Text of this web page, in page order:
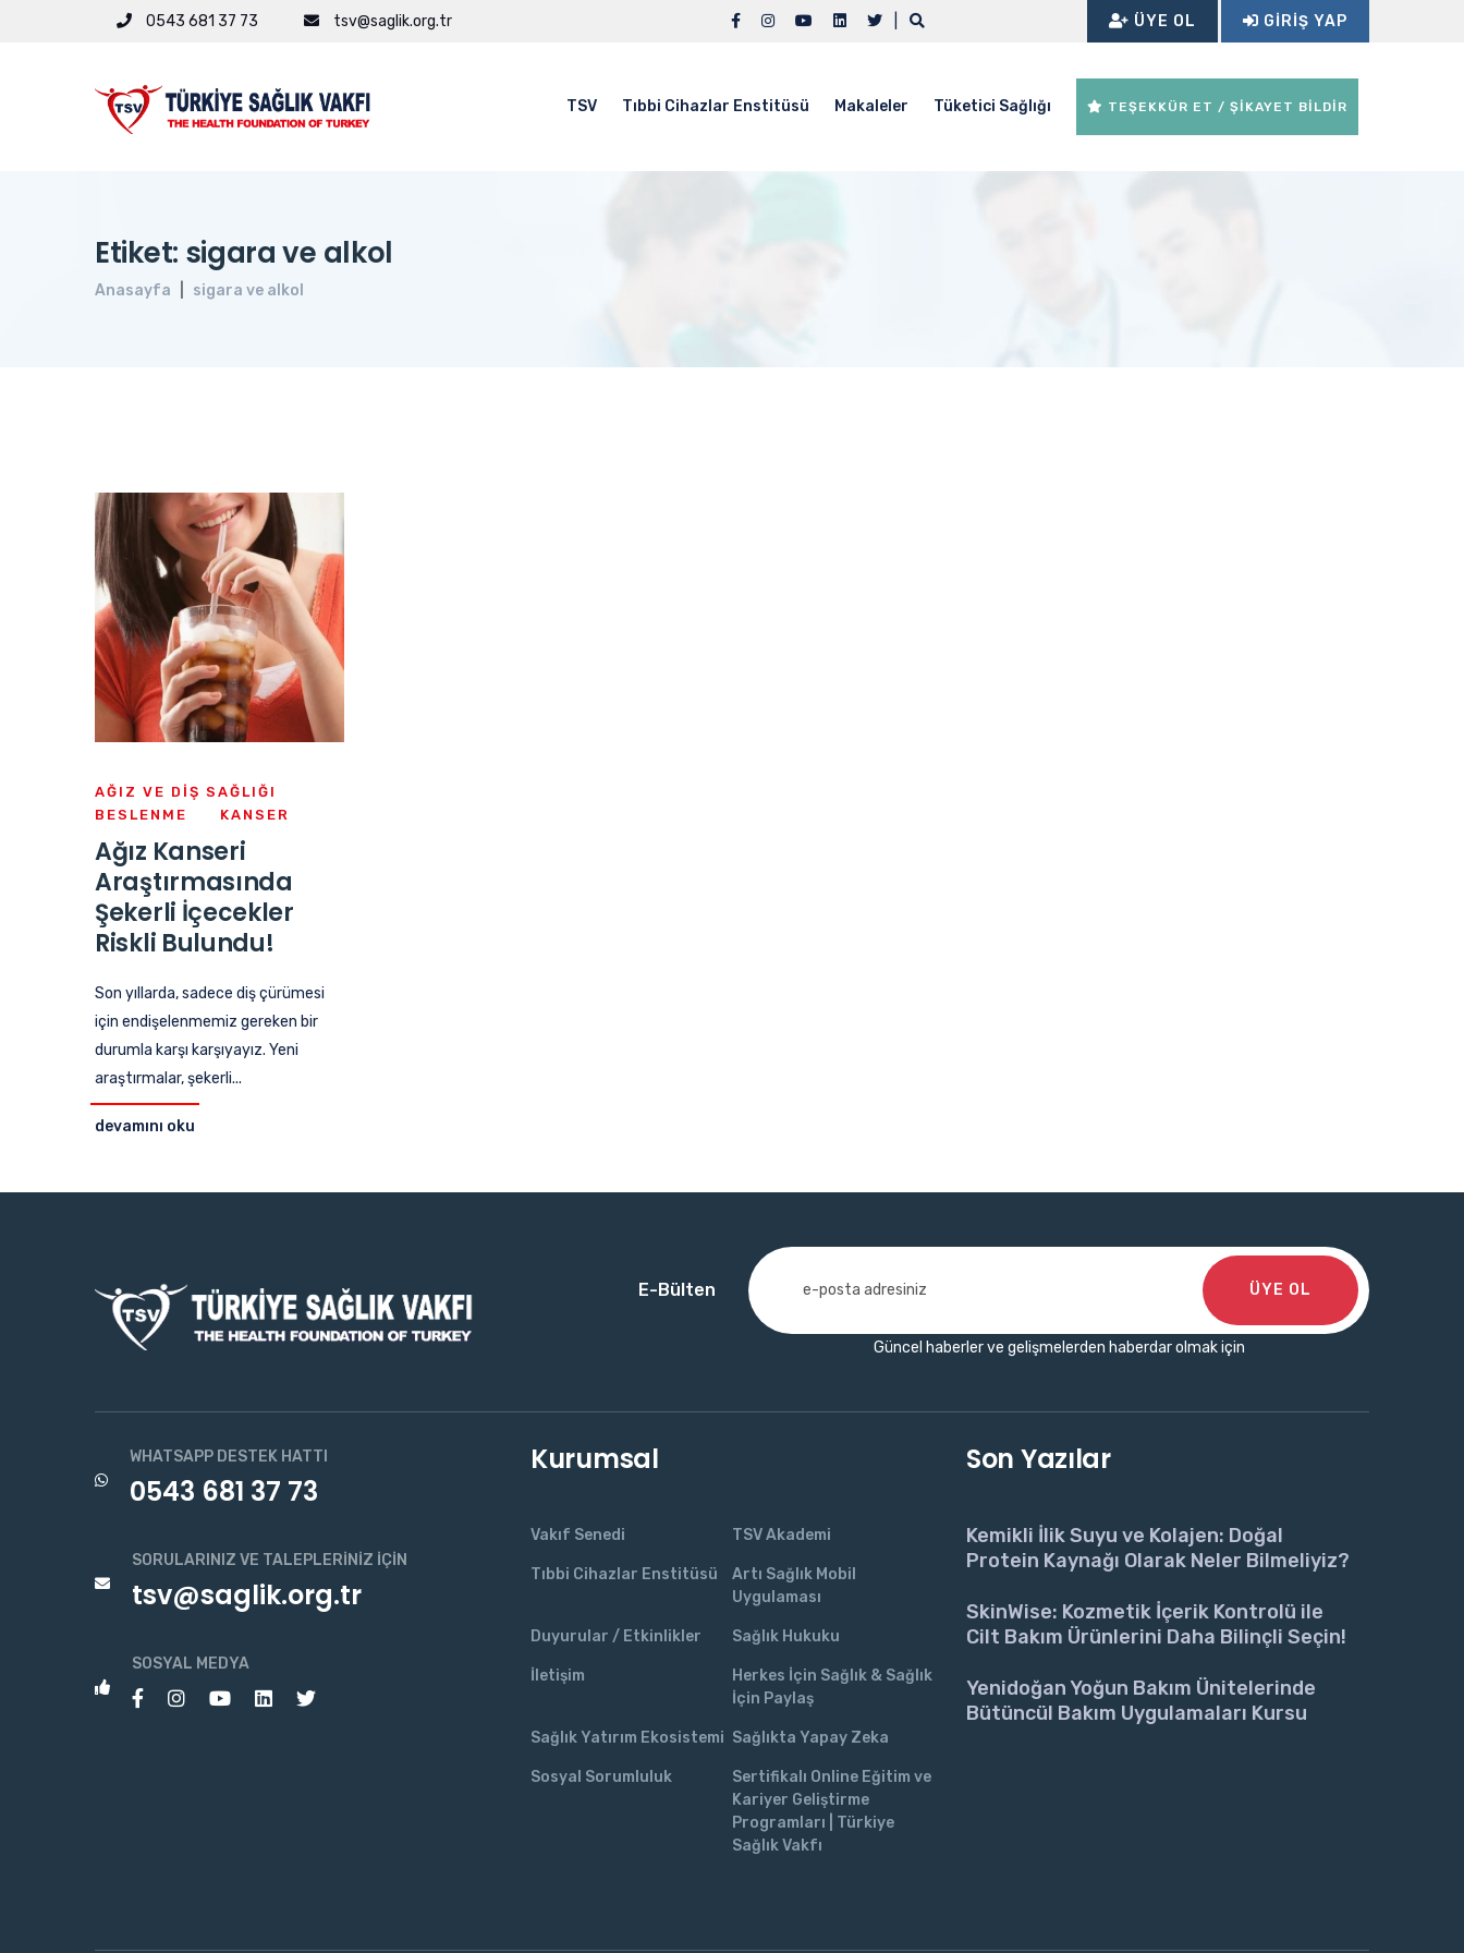
0543 681 37 73 tsv@saglik.org.tr ÜYE OL GIRIŞ YAP
TSV Tıbbi Cihazlar Enstitüsü Makaleler Tüketici Sağlığı TEŞEKKÜR ET / ŞİKAYET BİLDİR
Etiket: sigara ve alkol
Anasayfa sigara ve alkol
AĞIZ VE DIŞ SAĞLIĞI
BESLENME
KANSER
Ağız Kanseri
Araştırmasında
Şekerli İçecekler
Riskli Bulundu!
Son yıllarda, sadece diş çürümesi
için endişelenmemiz gereken bir
durumla karşı karşıyayız. Yeni
araştırmalar, şekerli...
devamını oku
E-Bülten
Güncel haberler ve gelişmelerden haberdar olmak için
ÜYE OL
WHATSAPP DESTEK HATTI
0543 681 37 73
SORULARINIZ VE TALEPLERINIZ İÇIN
tsv@saglik.org.tr
SOSYAL MEDYA
Kurumsal
Vakıf Senedi TSV Akademi
Tıbbi Cihazlar Enstitüsü
Artı Sağlık Mobil
Uygulaması
Duyurular / Etkinlikler Sağlık Hukuku
İletişim
Herkes İçin Sağlık & Sağlık
İçin Paylaş
Sağlık Yatırım Ekosistemi Sağlıkta Yapay Zeka
Sosyal Sorumluluk
Sertifikalı Online Eğitim ve
Kariyer Geliştirme
Programları | Türkiye
Sağlık Vakfı
Son Yazılar
Kemikli İlik Suyu ve Kolajen: Doğal
Protein Kaynağı Olarak Neler Bilmeliyiz?
SkinWise: Kozmetik İçerik Kontrolü ile
Cilt Bakım Ürünlerini Daha Bilinçli Seçin!
Yenidoğan Yoğun Bakım Ünitelerinde
Bütüncül Bakım Uygulamaları Kursu